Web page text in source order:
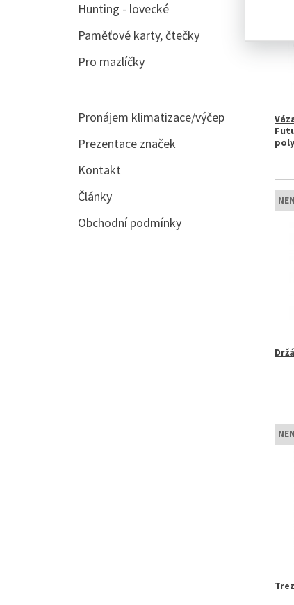
Hunting - lovecké
Paměťové karty, čtečky
Pro mazlíčky
Pronájem klimatizace/výčep
Prezentace značek
Kontakt
Články
Obchodní podmínky